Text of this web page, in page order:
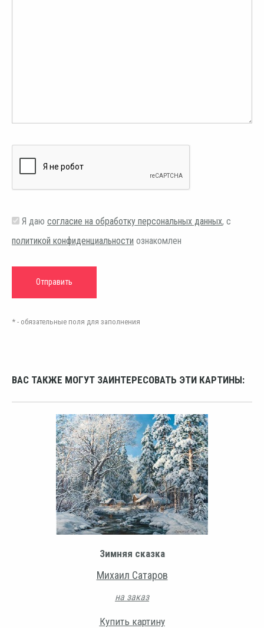
Я даю согласие на обработку персональных данных, с
политикой конфиденциальности ознакомлен
* - обязательные поля для заполнения
ВАС ТАКЖЕ МОГУТ ЗАИНТЕРЕСОВАТЬ ЭТИ КАРТИНЫ:
Зимняя сказка
Михаил Сатаров
на заказ
Купить картину